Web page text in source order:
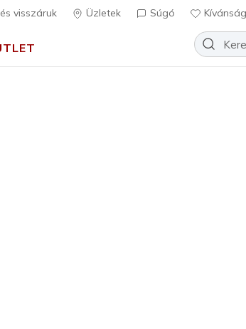
visszáruk Üzletek Súgó